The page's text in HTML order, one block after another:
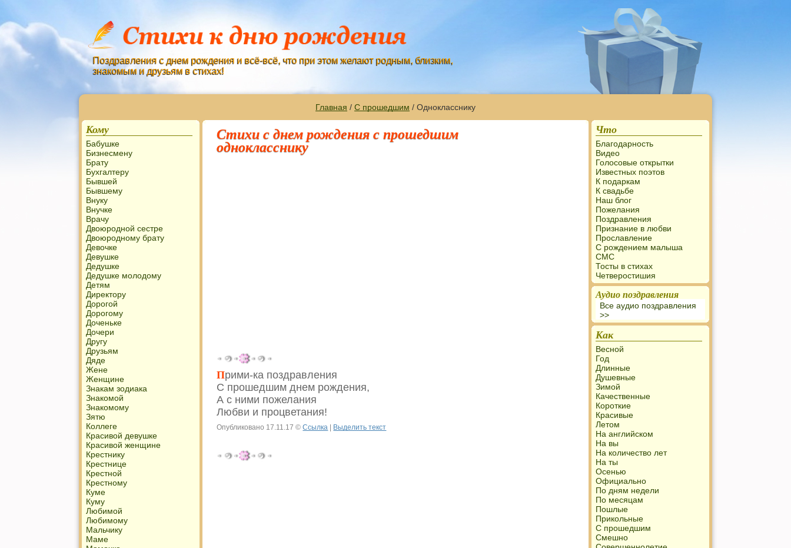
Поздравления с днем рождения и всё-всё, что при этом желают родным, близким,
знакомым и друзьям в стихах!
Главная / С прошедшим / Однокласснику
Стихи с днем рождения с прошедшим
однокласснику
Прими-ка поздравления
С прошедшим днем рождения,
А с ними пожелания
Любви и процветания!
Опубликовано 17.11.17 ©Ссылка Выделить текст
Кому
Бабушке
Бизнесмену
Брату
Бухгалтеру
Бывшей
Бывшему
Внуку
Внучке
Врачу
Двоюродной сестре
Двоюродному брату
Девочке
Девушке
Дедушке
Дедушке молодому
Детям
Директору
Дорогой
Дорогому
Доченьке
Дочери
Другу
Друзьям
Дяде
Жене
Женщине
Знакам зодиака
Знакомой
Знакомому
Зятю
Коллеге
Красивой девушке
Красивой женщине
Крестнику
Крестнице
Крестной
Крестному
Куме
Куму
Любимой
Любимому
Мальчику
Маме
Что
Благодарность
Видео
Голосовые открытки
Известных поэтов
К подаркам
К свадьбе
Наш блог
Пожелания
Поздравления
Признание в любви
Прославление
С рождением малыша
СМС
Тосты в стихах
Четверостишия
Аудио поздравления
Все аудио поздравления
>>
Как
Весной
Год
Длинные
Душевные
Зимой
Качественные
Короткие
Красивые
Летом
На английском
На вы
На количество лет
На ты
Осенью
Официально
По дням недели
По месяцам
Пошлые
Прикольные
С прошедшим
Смешно